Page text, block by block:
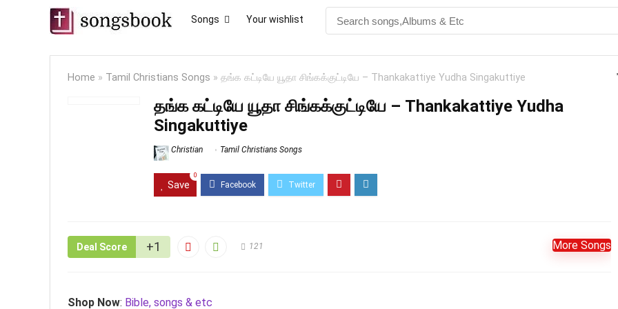
Songs Your wishlist
Home » Tamil Christians Songs » தங்க கட்டியே யூதா சிங்கக்குட்டியே – Thankakattiye Yudha Singakuttiye
தங்க கட்டியே யூதா சிங்கக்குட்டியே – Thankakattiye Yudha
Singakuttiye
Christian Tamil Christians Songs
Save
0
Deal Score +1 121 More Songs
Shop Now: Bible, songs & etc